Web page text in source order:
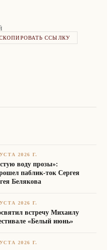
ССЫЛКУ
2026 Г.
воду прозы»:
паблик-ток Сергея
Белякова
2026 Г.
встречу Михаилу
«Белый июнь»
2026 Г.